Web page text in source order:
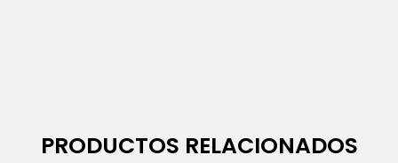
PRODUCTOS RELACIONADOS